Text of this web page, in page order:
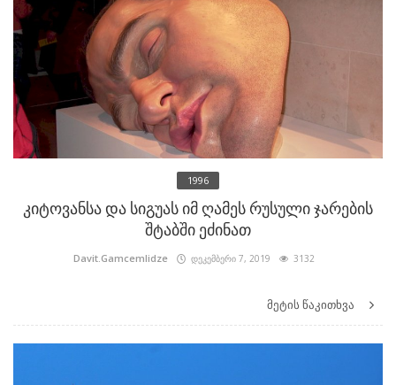
1996
კიტოვანსა და სიგუას იმ ღამეს რუსული ჯარების
შტაბში ეძინათ
Davit.Gamcemlidze დეკემბერი 7, 2019 3132
მეტის წაკითხვა